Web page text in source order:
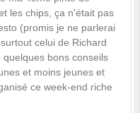
les chips, ça n'était pas
(promis je ne parlerai
celui de Richard
bons conseils
et moins jeunes et
ce week-end riche